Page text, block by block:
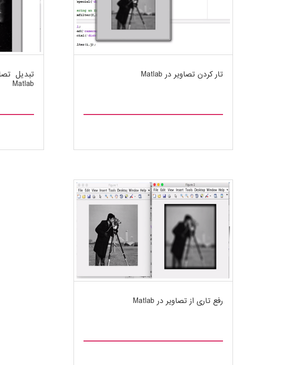
تار کردن تصاویر در Matlab
رفع تاری از تصاویر در Matlab
تبدیل
Matlab